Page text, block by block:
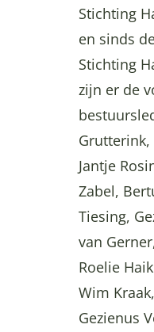
Stichting
en sinds
Stichting
zijn er de
Jantje
Zabel,
Tiesing,
van
Roelie
Wim
Gezienus